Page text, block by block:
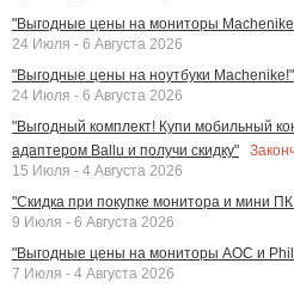
"Выгодные цены на мониторы
24 Июля - 6 Августа 2026
"Выгодные цены на ноутбуки Machenike!"
24 Июля - 6 Августа 2026
"Выгодный комплект! Купи мобильный
адаптером Ballu и получи скидку"
15 Июля - 4 Августа 2026
"Скидка при покупке монитора и мини
9 Июля - 6 Августа 2026
"Выгодные цены на мониторы AOC и
7 Июля - 4 Августа 2026